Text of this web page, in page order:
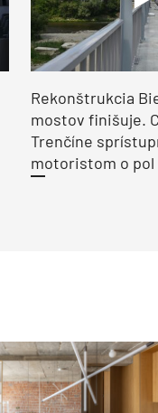
Rekonštrukcia
mostov finišuje.
Trenčíne
motoristom o pol